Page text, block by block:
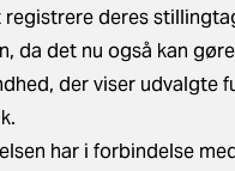
deres
da det nu også kan
der viser udvalgte
har i forbindelse